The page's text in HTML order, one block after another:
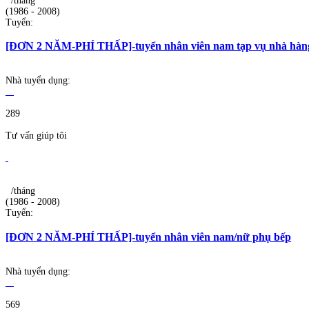
(1986 - 2008)
Tuyển:
[ĐƠN 2 NĂM-PHÍ THẤP]-tuyển nhân viên nam tạp vụ nhà
Nhà tuyển dụng:
289
Tư vấn giúp tôi
/tháng
(1986 - 2008)
Tuyển:
[ĐƠN 2 NĂM-PHÍ THẤP]-tuyển nhân viên nam/nữ phụ bếp
Nhà tuyển dụng:
569